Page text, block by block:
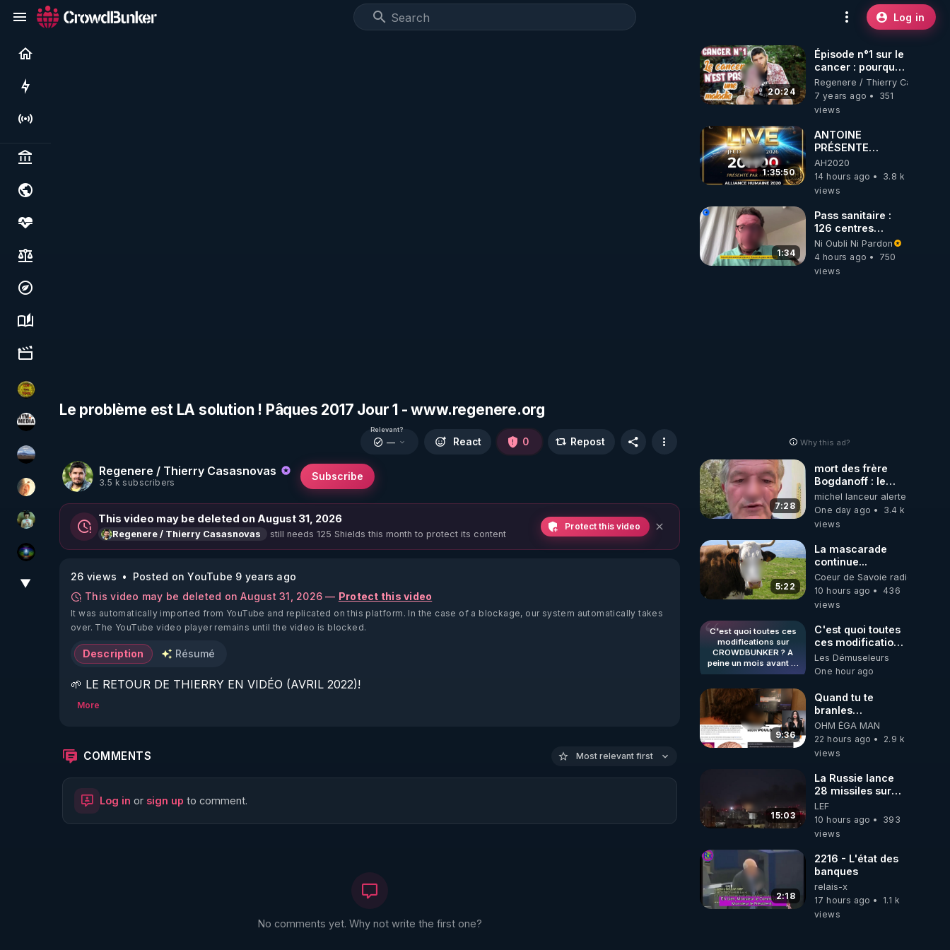
Log in
Live
Politics & institutions
Society, justice & freedoms
Economy, environment & technology
Science, history & spirituality
Culture, media & entertainment
CDS pour TOUS
HYM.MEDIA
michel lanceur alerte
La Puce à l'oreille
Sonmi-877
WakeUp
▼
Le problème est LA solution ! Pâques 2017 Jour 1 - www.regenere.org
Regenere / Thierry Casasnovas
3.5 k subscribers
Subscribe
Relevant?
— React 0 Repost
This video may be deleted on August 31, 2026
Regenere / Thierry Casasnovas still needs 125 Shields this month to protect its content
Protect this video
26 views
Posted on YouTube 9 years ago
This video may be deleted on August 31, 2026 — Protect this video
It was automatically imported from YouTube and replicated on this platform. In the case of a blockage, our system automatically takes
over. The YouTube video player remains until the video is blocked.
Description Résumé
🌱 LE RETOUR DE THIERRY EN VIDÉO (AVRIL 2022)!
🌱 LE MAGAZINE RÉGÉNÈRE
http://rgnr.li/ymag
More
COMMENTS Most relevant first
Log in or sign up to comment.
No comments yet. Why not write the first one?
20:24
Épisode n°1 sur le
cancer : pourquoi
le cancer n'est
pas une maladie
(au sens commun
Regenere / Thierry
7 years ago
351
views
1:35:50
ANTOINE
PRÉSENTE
AH2020 LE LIVE
20H ***DU
06/08/2026***
AH2020
14 hours ago
3.8 k
views
1:34
Pass sanitaire :
126 centres
commerciaux
concernés par
l'obligation dans
Ni Oubli Ni Pardon
4 hours ago
750
views
Why this ad?
7:28
mort des frère
Bogdanoff : le
mensonge d état
michel lanceur alerte
One day ago
3.4 k
views
5:22
La mascarade
continue...
Coeur de Savoie radioweb TV
10 hours ago
436
views
C'est quoi toutes ces
modifications sur
CROWDBUNKER ? A
peine un mois avant le
début de la censure sur
Dites-moi pas que
c'est pas vrai ???
Crowdbunker sous
contrôle ? En tout cas,
la coïncidence est
bizarre et les nouvelles
C'est quoi toutes
ces modifications
sur
CROWDBUNKER
? A peine un mois
avant le début de
la censure sur les
réseaux sociaux ?
Dites-moi pas que
c'est pas vrai ???
Crowdbunker
En tout cas, la
coïncidence est
bizarre et les
nouvelles
fonctionnalités
de
l'invisibilisation...
Les Démuseleurs
One hour ago
9:36
Quand tu te
branles
bonhomme tu
émets des ondes
ils ont juste omis
OHM ÉGA MAN
22 hours ago
2.9 k
views
15:03
La Russie lance
28 missiles sur
Kiev, l'attaque
révèle la faiblesse
de Kiev
LEF
10 hours ago
393
views
2:18
2216 - L'état des
banques
relais-x
17 hours ago
1.1 k
views